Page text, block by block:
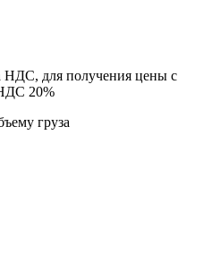
НДС, для получения цены с
20%
груза